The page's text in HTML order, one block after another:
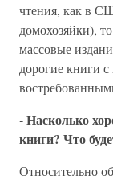
чтения, как в
домохозяйки),
массовые
дорогие книги
- Насколько
книги? Что
Относительно